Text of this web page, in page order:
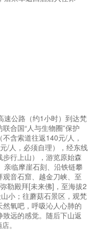
公路（约1小时）到达梵
合国“人与生物圈”保护
含索道往返140元/人，
/人，必须自理），经东线
行上山），游览原始森
临摩崖石刻、沿铁链攀
音石窟、越金刀峡、至
勒殿拜[未来佛]，至海拔2
小；往蘑菇石景区，观梵
氧吧，呼吸沁人心肺的
远的感觉。随后下山返
。